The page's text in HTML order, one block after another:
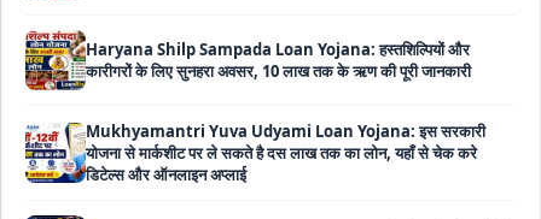
Mukhyamantri Yuva Udyami Loan Yojana: इस सरकारी
योजना से मार्कशीट पर ले सकते है दस लाख तक का लोन, यहाँ से चेक करे
Haryana Widow Loan Scheme: इस सरकारी स्कीम से महिलाओं को